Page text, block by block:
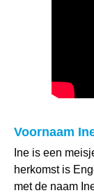
Voornaam
Ine is een
herkomst is
met de naam